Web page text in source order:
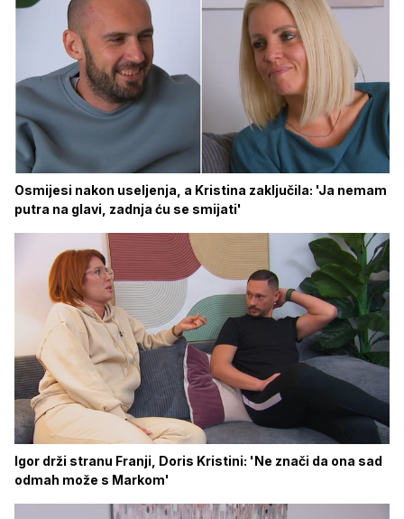
Osmijesi nakon useljenja, a Kristina zaključila: 'Ja nemam
putra na glavi, zadnja ću se smijati'
Igor drži stranu Franji, Doris Kristini: 'Ne znači da ona sad
odmah može s Markom'